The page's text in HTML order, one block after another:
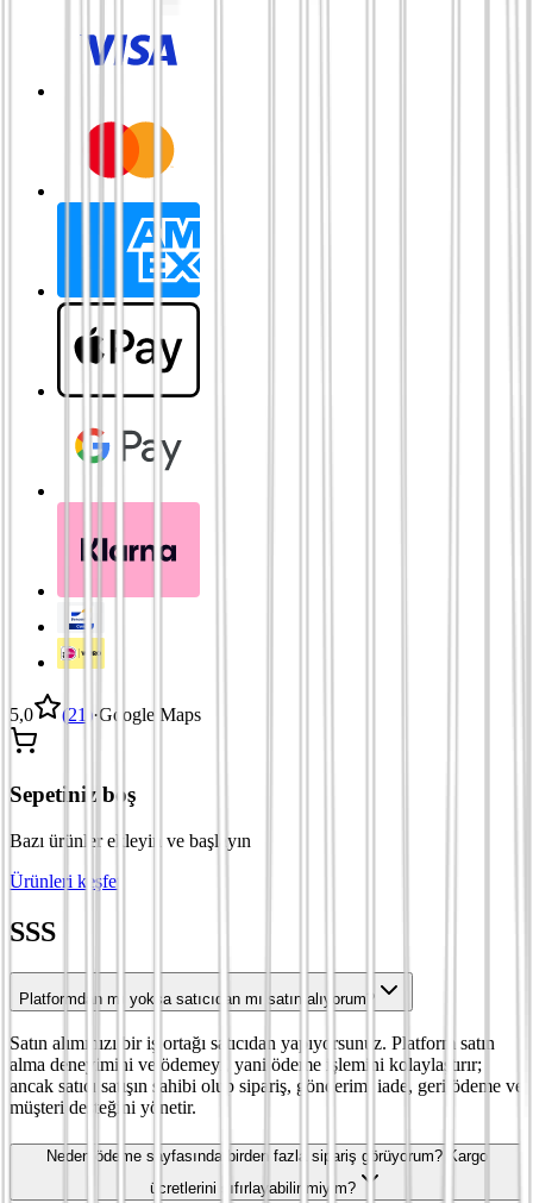
5,0 (21 )·Google Maps
Sepetiniz boş
Bazı ürünler ekleyin ve başlayın
Ürünleri keşfet
SSS
Platformdan mı yoksa satıcıdan mı satın alıyorum?
Satın alımınızı bir iş ortağı satıcıdan yapıyorsunuz. Platform satın
alma deneyimini ve ödemeyi, yani ödeme işlemini kolaylaştırır;
ancak satıcı satışın sahibi olup sipariş, gönderim, iade, geri ödeme ve
müşteri desteğini yönetir.
Neden ödeme sayfasında birden fazla sipariş görüyorum? Kargo
ücretlerini sıfırlayabilir miyim?